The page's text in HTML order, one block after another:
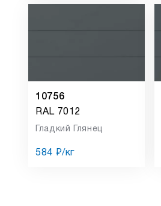
10756
RAL 7012
Гладкий Глянец
584 ₽/кг